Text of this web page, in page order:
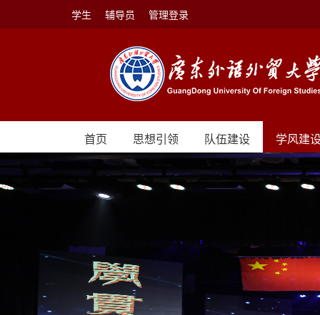
学生 辅导员 管理登录
首页 思想引领 队伍建设 学风建